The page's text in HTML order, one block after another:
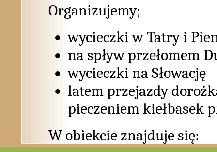
Organizujemy;
wycieczki w Tatry i
na spływ przełomem
wycieczki na Słowację
latem przejazdy
pieczeniem kiełbasek
W obiekcie znajduje się: